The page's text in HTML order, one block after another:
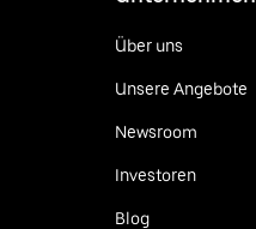
Über uns
Unsere Angebote
Newsroom
Investoren
Blog